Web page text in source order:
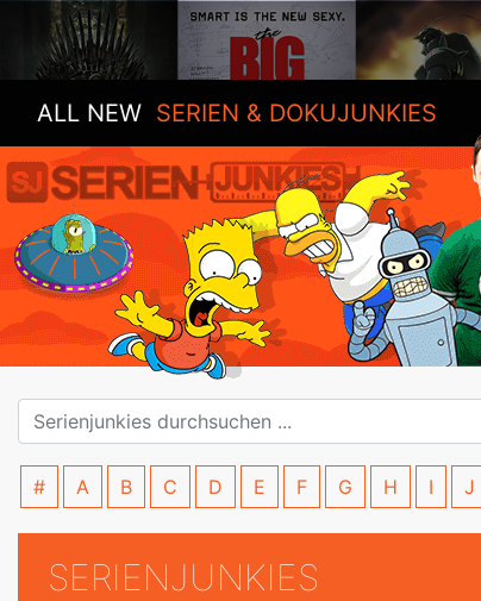
ALL NEW SERIEN & DOKUJUNKIES
# A B C D E F G H I J
SERIENJUNKIES